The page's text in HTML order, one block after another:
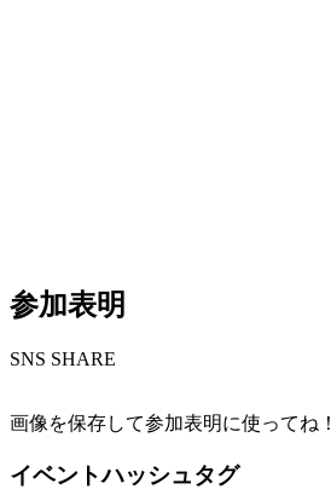
参加表明
SNS SHARE
画像を保存して参加表明に使ってね！
イベントハッシュタグ